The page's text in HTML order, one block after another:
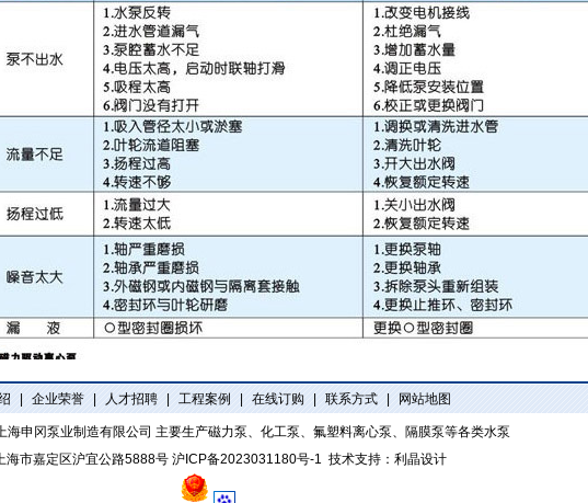
企业荣誉 人才招聘 工程案例 在线订购 联系方式 网站地图
海申冈泵业制造有限公司 主要生产磁力泵、化工泵、氟塑料离心泵、隔膜泵等各类水泵
海市嘉定区沪宜公路5888号 沪ICP备2023031180号-1 技术支持： 利晶设计